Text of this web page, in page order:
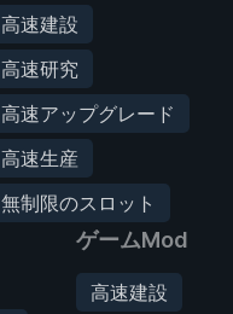
高速建設
高速研究
高速アップグレード
高速生産
無制限のスロット
ゲームMod
高速建設